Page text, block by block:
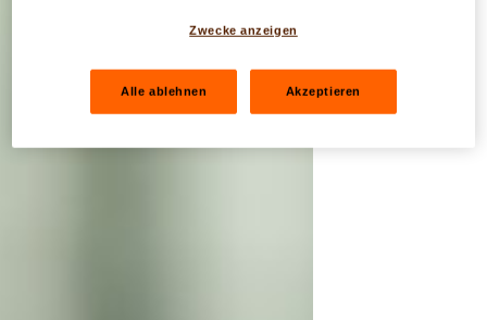
Zwecke anzeigen
Alle ablehnen Akzeptieren